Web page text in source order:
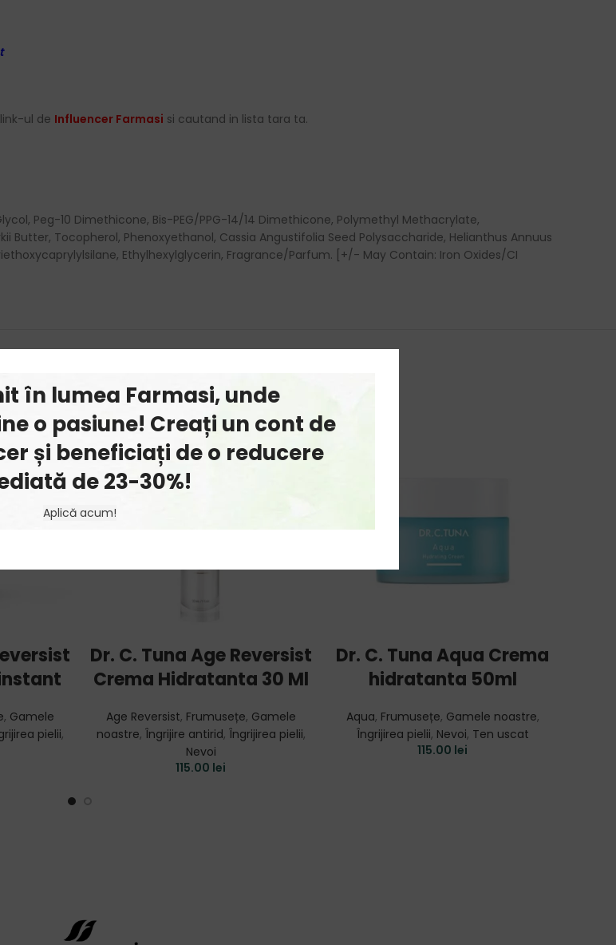
în lumea Farmasi, unde
o pasiune! Creați un cont de
și beneficiați de o reducere
de 23-30%!
Aplică acum!
ul de Influencer Farmasi si cautand in lista tara ta.
Peg-10 Dimethicone, Bis-PEG/PPG-14/14 Dimethicone, Polymethyl Methacrylate,
Tocopherol, Phenoxyethanol, Cassia Angustifolia Seed Polysaccharide, Helianthus Annuus
Ethylhexylglycerin, Fragrance/Parfum. [+/- May Contain: Iron Oxides/CI
, Gamele
pielii,
Dr. C. Tuna Age Reversist
Crema Hidratanta 30 Ml
Age Reversist, Frumusețe, Gamele
noastre, Îngrijire antirid, Îngrijirea pielii,
Nevoi
115.00 lei
Dr. C. Tuna Aqua Crema
hidratanta 50ml
Aqua, Frumusețe, Gamele noastre,
Îngrijirea pielii, Nevoi, Ten uscat
115.00 lei